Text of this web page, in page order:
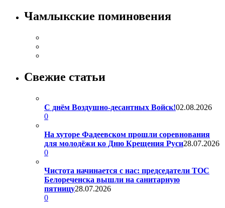
Чамлыкские поминовения
Свежие статьи
С днём Воздушно-десантных Войск!02.08.2026
0
На хуторе Фадеевском прошли соревнования
для молодёжи ко Дню Крещения Руси28.07.2026
0
Чистота начинается с нас: председатели ТОС
Белореченска вышли на санитарную
пятницу28.07.2026
0